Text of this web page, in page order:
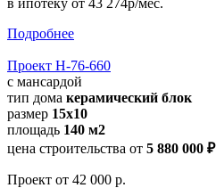
Подробнее
Проект Н-76-660
с мансардой
тип дома керамический блок
размер 15x10
площадь 140 м2
цена строительства от 5 880 000 ₽
Проект от 42 000 р.